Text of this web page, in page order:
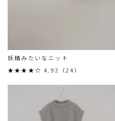
妖精みたいなニット
★★★★☆ 4.92（24）